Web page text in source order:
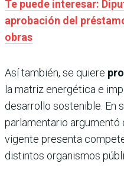
Te puede interesar:
aprobación del
obras
Así también, se quiere
la matriz energética e
desarrollo sostenible. En
parlamentario argumentó
vigente presenta
distintos organismos